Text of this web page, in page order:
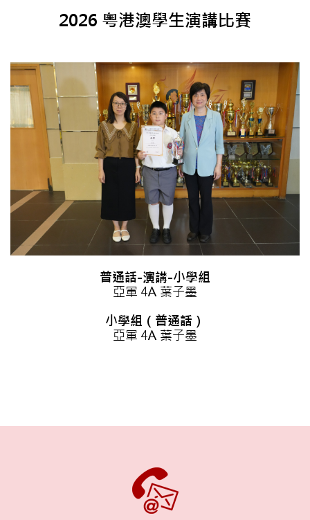
2026 粵港澳學生演講比賽
普通話-演講-小學組
亞軍 4A 葉子墨
小學組（普通話）
亞軍 4A 葉子墨